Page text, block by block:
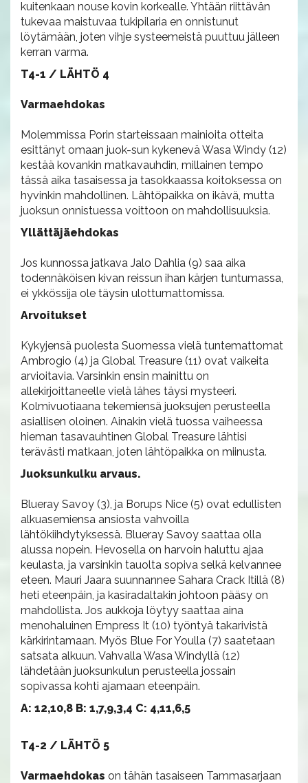
kuitenkaan nouse kovin korkealle. Yhtään riittävän
tukevaa maistuvaa tukipilaria en onnistunut
löytämään, joten vihje systeemeistä puuttuu jälleen
kerran varma.
T4-1 / LÄHTÖ 4
Varmaehdokas
Molemmissa Porin starteissaan mainioita otteita
esittänyt omaan juok-sun kykenevä Wasa Windy (12)
kestää kovankin matkavauhdin, millainen tempo
tässä aika tasaisessa ja tasokkaassa koitoksessa on
hyvinkin mahdollinen. Lähtöpaikka on ikävä, mutta
juoksun onnistuessa voittoon on mahdollisuuksia.
Yllättäjäehdokas
Jos kunnossa jatkava Jalo Dahlia (9) saa aika
todennäköisen kivan reissun ihan kärjen tuntumassa,
ei ykkössija ole täysin ulottumattomissa.
Arvoitukset
Kykyjensä puolesta Suomessa vielä tuntemattomat
Ambrogio (4) ja Global Treasure (11) ovat vaikeita
arvioitavia. Varsinkin ensin mainittu on
allekirjoittaneelle vielä lähes täysi mysteeri.
Kolmivuotiaana tekemiensä juoksujen perusteella
asiallisen oloinen. Ainakin vielä tuossa vaiheessa
hieman tasavauhtinen Global Treasure lähtisi
terävästi matkaan, joten lähtöpaikka on miinusta.
Juoksunkulku arvaus.
Blueray Savoy (3), ja Borups Nice (5) ovat edullisten
alkuasemiensa ansiosta vahvoilla
lähtökiihdytyksessä. Blueray Savoy saattaa olla
alussa nopein. Hevosella on harvoin haluttu ajaa
keulasta, ja varsinkin tauolta sopiva selkä kelvannee
eteen. Mauri Jaara suunnannee Sahara Crack Itillä (8)
heti eteenpäin, ja kasiradaltakin johtoon pääsy on
mahdollista. Jos aukkoja löytyy saattaa aina
menohaluinen Empress It (10) työntyä takarivistä
kärkirintamaan. Myös Blue For Youlla (7) saatetaan
satsata alkuun. Vahvalla Wasa Windyllä (12)
lähdetään juoksunkulun perusteella jossain
sopivassa kohti ajamaan eteenpäin.
A: 12,10,8 B: 1,7,9,3,4 C: 4,11,6,5
T4-2 / LÄHTÖ 5
Varmaehdokas on tähän tasaiseen Tammasarjaan